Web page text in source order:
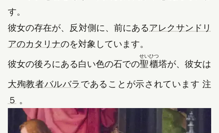
す。
彼女の存在が、反対側に、前にあるアレクサンドリ
アのカタリナのを対象しています。
彼女の後ろにある白い色の石での聖
せい
櫃
ひつ
塔が、彼女は
大殉教者バルバラ （新しいタブで開きます）
であることが示されています 注
５ 。